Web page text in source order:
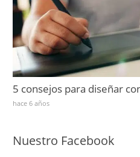
5 consejos para diseñar
hace 6 años
Nuestro Facebook